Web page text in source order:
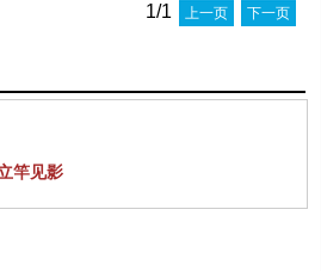
1/1 上一页 下一页
竿见影